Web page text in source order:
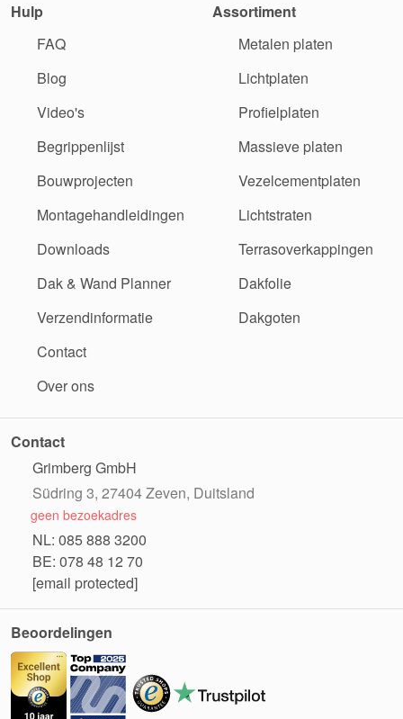
Hulp
FAQ
Blog
Video's
Begrippenlijst
Bouwprojecten
Montagehandleidingen
Downloads
Dak & Wand Planner
Verzendinformatie
Contact
Over ons
Assortiment
Metalen platen
Lichtplaten
Profielplaten
Massieve platen
Vezelcementplaten
Lichtstraten
Terrasoverkappingen
Dakfolie
Dakgoten
Contact
Grimberg GmbH
Südring 3, 27404 Zeven, Duitsland
geen bezoekadres
NL: 085 888 3200
BE: 078 48 12 70
[email protected]
Beoordelingen